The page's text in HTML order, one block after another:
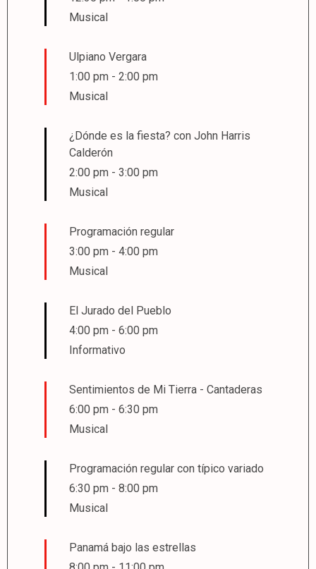
Musical
Ulpiano Vergara
1:00 pm - 2:00 pm
Musical
¿Dónde es la fiesta? con John Harris
Calderón
2:00 pm - 3:00 pm
Musical
Programación regular
3:00 pm - 4:00 pm
Musical
El Jurado del Pueblo
4:00 pm - 6:00 pm
Informativo
Sentimientos de Mi Tierra - Cantaderas
6:00 pm - 6:30 pm
Musical
Programación regular con típico variado
6:30 pm - 8:00 pm
Musical
Panamá bajo las estrellas